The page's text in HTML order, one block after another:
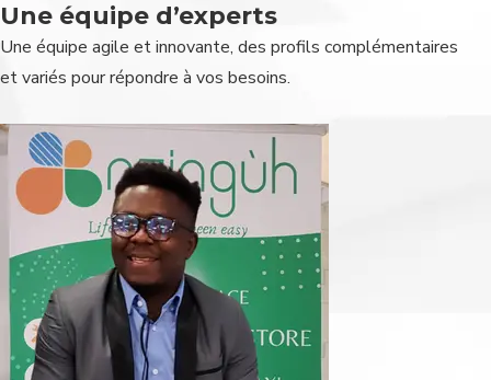
Une équipe d’experts
Une équipe agile et innovante, des profils complémentaires
et variés pour répondre à vos besoins.